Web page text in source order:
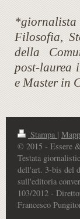
Filosofia,
della
post-laurea
e Master in
Stampa |
© 2015 - Essere
Testata
dell'art. 3-bis del
sull'editoria
103/2012 -
Francesco